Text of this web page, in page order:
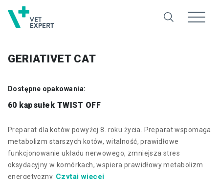
GERIATIVET CAT
Dostępne opakowania:
60 kapsułek TWIST OFF
Preparat dla kotów powyżej 8. roku życia. Preparat wspomaga
metabolizm starszych kotów, witalność, prawidłowe
funkcjonowanie układu nerwowego, zmniejsza stres
oksydacyjny w komórkach, wspiera prawidłowy metabolizm
energetyczny. Czytaj więcej